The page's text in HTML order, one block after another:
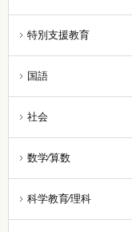
特別支援教育
国語
社会
数学⁄算数
科学教育⁄理科